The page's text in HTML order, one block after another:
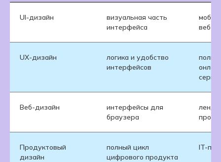
UI-дизайн
визуальная часть
интерфейса
веб-
UX-дизайн
логика и удобство
интерфейсов
Веб-дизайн
интерфейсы для
браузера
Продуктовый
дизайн
полный цикл
цифрового продукта
IT-